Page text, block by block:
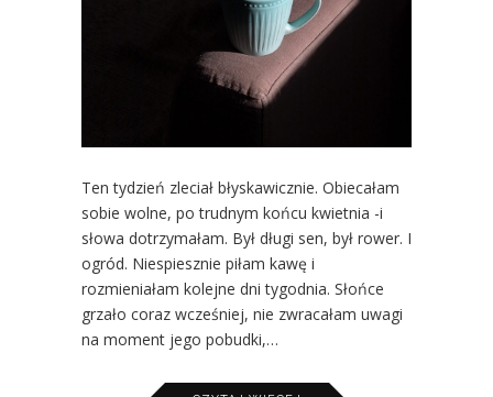
Ten tydzień zleciał błyskawicznie. Obiecałam
sobie wolne, po trudnym końcu kwietnia -i
słowa dotrzymałam. Był długi sen, był rower. I
ogród. Niespiesznie piłam kawę i
rozmieniałam kolejne dni tygodnia. Słońce
grzało coraz wcześniej, nie zwracałam uwagi
na moment jego pobudki,…